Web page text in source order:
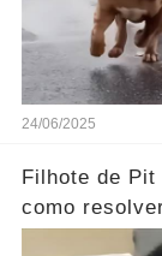
24/06/2025
Filhote de Pit
como